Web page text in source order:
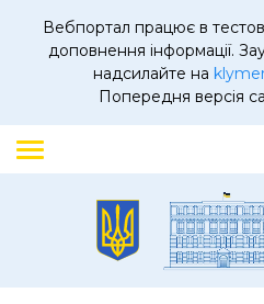
Вебпортал працює в
доповнення інформації.
надсилайте на
Попередня версія